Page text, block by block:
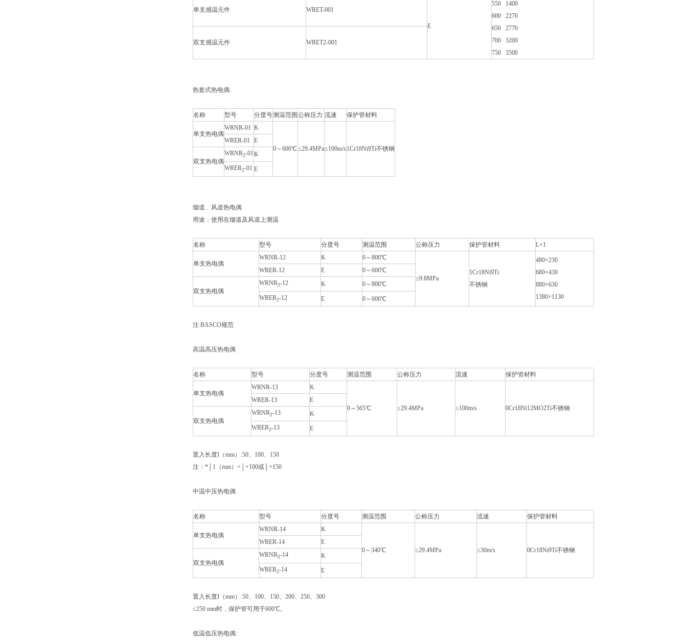
550 1400
600 2270
650 2770
700 3200
750 3500
单支感温元件 WRET-001
E
双支感温元件 WRET2-001
热套式热电偶:
名称 型号 分度号测温范围 公称压力 流速 保护管材料
单支热电偶
WRNR-01 K
0～600℃≤29.4MPa≤100m/s1Cr18Ni9Ti不锈钢
WRER-01 E
双支热电偶
WRNR2-01K
WRER2-01 E
烟道、风道热电偶
用途：使用在烟道及风道上测温
名称 型号 分度号 测温范围 公称压力 保护管材料 L×1
单支热电偶
WRNR-12 K 0～800℃
≤9.8MPa
1Cr18Ni9Ti
不锈钢
480×230
680×430
880×630
1380×1130
WRER-12 E 0～600℃
双支热电偶
WRNR2-12 K
0～800℃
WRER2-12 E 0～600℃
注:BASCO规范
高温高压热电偶
名称 型号 分度号 测温范围 公称压力 流速 保护管材料
单支热电偶
WRNR-13 K
0～565℃ ≤29.4MPa ≤100m/s 0Cr18Ni12MO2Ti不锈钢
WRER-13 E
双支热电偶
WRNR2-13
K
WRER2-13 E
置入长度I（mm）:50、100、150
注：*│1（mm）=│+100或│+150
中温中压热电偶
名称 型号 分度号 测温范围 公称压力 流速 保护管材料
单支热电偶
WRNR-14 K
0～340℃ ≤29.4MPa ≤30m/s 0Cr18Ni9Ti不锈钢
WRER-14 E
双支热电偶
WRNR2-14
K
WRER2-14 E
置入长度I（mm）:50、100、150、200、250、300
≤250 mm时，保护管可用于600℃。
低温低压热电偶: